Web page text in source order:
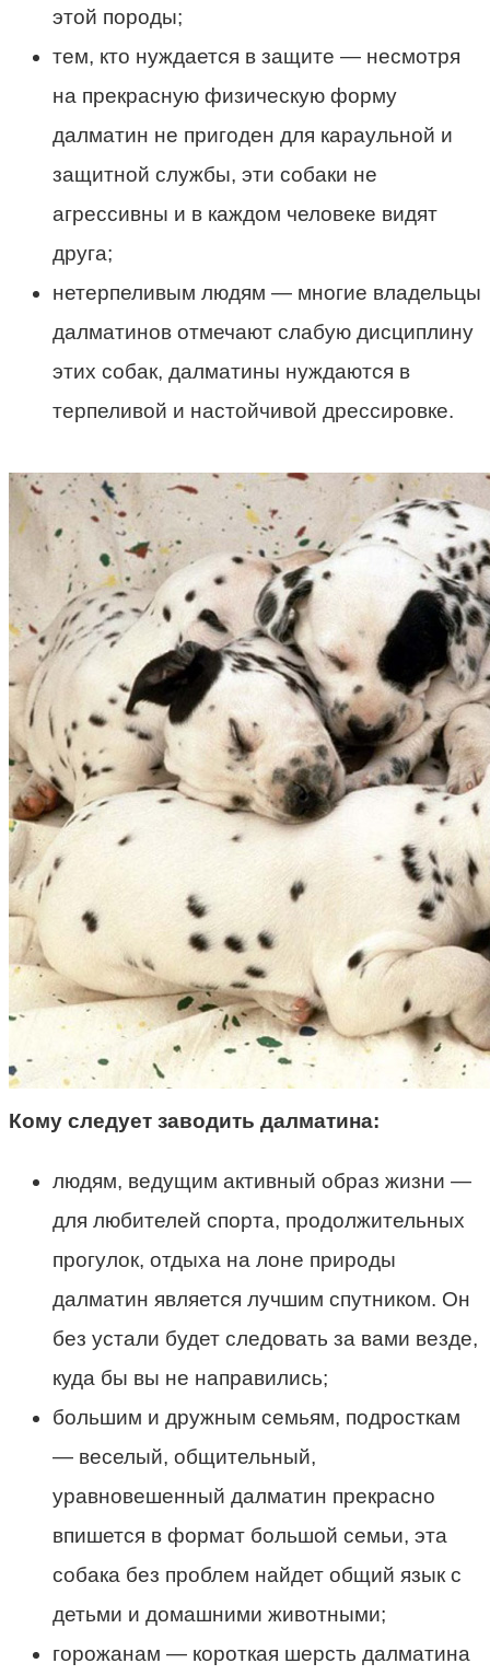
этой породы;
тем, кто нуждается в защите — несмотря
на прекрасную физическую форму
далматин не пригоден для караульной и
защитной службы, эти собаки не
агрессивны и в каждом человеке видят
друга;
нетерпеливым людям — многие владельцы
далматинов отмечают слабую дисциплину
этих собак, далматины нуждаются в
терпеливой и настойчивой дрессировке.
Кому следует заводить далматина:
людям, ведущим активный образ жизни —
для любителей спорта, продолжительных
прогулок, отдыха на лоне природы
далматин является лучшим спутником. Он
без устали будет следовать за вами везде,
куда бы вы не направились;
большим и дружным семьям, подросткам
— веселый, общительный,
уравновешенный далматин прекрасно
впишется в формат большой семьи, эта
собака без проблем найдет общий язык с
детьми и домашними животными;
горожанам — короткая шерсть далматина